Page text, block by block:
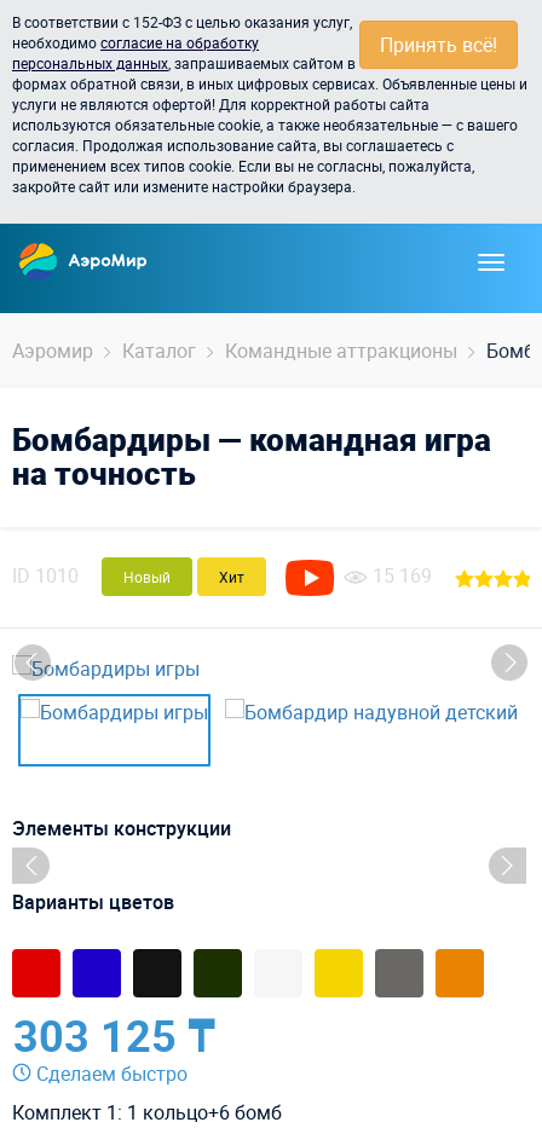
Принять всё!
В соответствии с 152-ФЗ с целью оказания услуг,
необходимосогласие на обработку
персональных данных , запрашиваемых сайтом в
формах обратной связи, в иных цифровых сервисах. Объявленные цены и
услуги не являются офертой! Для корректной работы сайта
используются обязательные cookie, а также необязательные — с вашего
согласия. Продолжая использование сайта, вы соглашаетесь с
применением всех типов cookie. Если вы не согласны, пожалуйста,
закройте сайт или измените настройки браузера.
Аэромир Каталог Командные аттракционы
Бомбардиры — командная игра
на точность
ID 1010 Новый Хит 15 169
Элементы конструкции
Варианты цветов
303 125 ₸
Сделаем быстро
Комплект 1: 1 кольцо+6 бомб